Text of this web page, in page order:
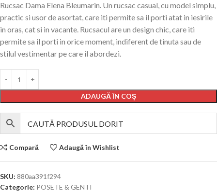
Rucsac Dama Elena Bleumarin. Un rucsac casual, cu model simplu,
practic si usor de asortat, care iti permite sa il porti atat in iesirile
in oras, cat si in vacante. Rucsacul are un design chic, care iti
permite sa il porti in orice moment, indiferent de tinuta sau de
stilul vestimentar pe care il abordezi.
ADAUGĂ ÎN COȘ
Compară Adaugă în Wishlist
SKU: 880aa391f294
Categorie: POSETE & GENTI